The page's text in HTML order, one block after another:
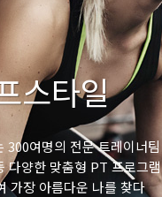
스타일
300여명의 전문 트레이너팀
다양한 맞춤형 PT 프로그램
가장 아름다운 나를 찾다